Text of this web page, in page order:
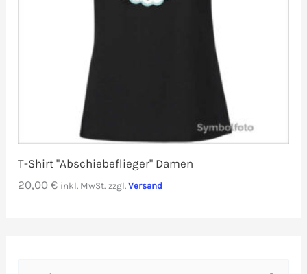
T-Shirt "Abschiebeflieger" Damen
20,00€ inkl. MwSt. zzgl.Versand